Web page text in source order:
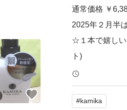
通常価格 ￥
2025年２月半
☆１本で嬉しい
ト)
《以下引用》
髪に良い「ヘ
#kamika